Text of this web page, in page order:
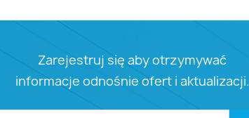
Zarejestruj się aby otrzymywać
informacje odnośnie ofert i aktualizacji.